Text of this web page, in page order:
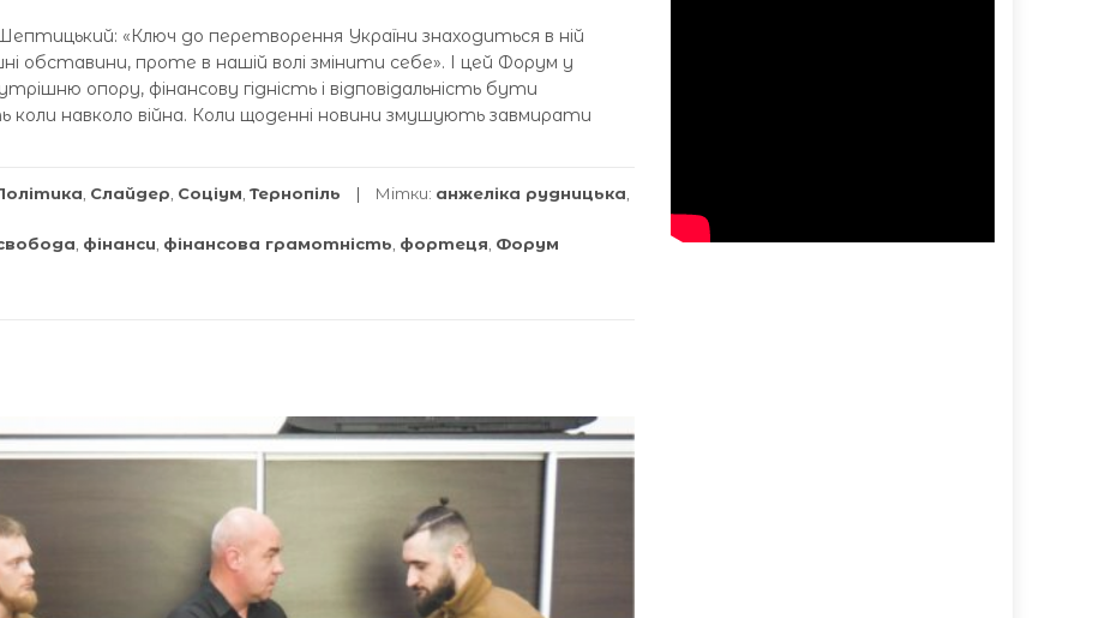
«Ключ до перетворення України знаходиться в ній
обставини, проте в нашій волі змінити себе». І цей Форум у
опору, фінансову гідність і відповідальність бути
коли навколо війна. Коли щоденні новини змушують завмирати
Слайдер Соціум Тернопіль Мітки: анжеліка рудницька
фінанси фінансова грамотність фортеця Форум